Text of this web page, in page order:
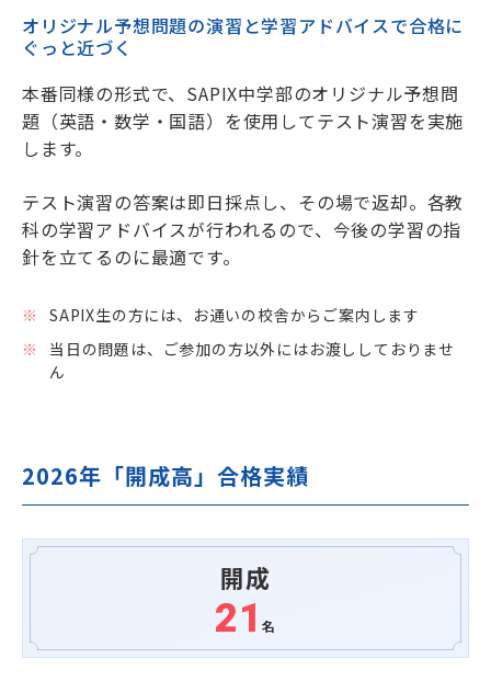
オリジナル予想問題の演習と学習アドバイスで合格に
ぐっと近づく
本番同様の形式で、SAPIX中学部のオリジナル予想問
題（英語・数学・国語）を使用してテスト演習を実施
します。
テスト演習の答案は即日採点し、その場で返却。各教
科の学習アドバイスが行われるので、今後の学習の指
針を立てるのに最適です。
SAPIX生の方には、お通いの校舎からご案内します
当日の問題は、ご参加の方以外にはお渡ししておりませ
ん
2026年「開成高」合格実績
開成
21名